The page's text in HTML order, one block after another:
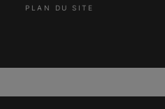
PLAN DU SITE